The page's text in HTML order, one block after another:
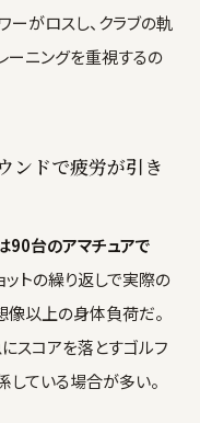
ーがロスし、クラブの軌
ーニングを重視するの
ンドで疲労が引き
90台のアマチュアで
ットの繰り返しで実際の
像以上の身体負荷だ。
スコアを落とすゴルフ
ている場合が多い。